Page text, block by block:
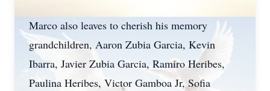
Marco also leaves to cherish his memory
grandchildren, Aaron Zubia Garcia, Kevin
Ibarra, Javier Zubia Garcia, Ramiro Heribes,
Paulina Heribes, Victor Gamboa Jr, Sofia